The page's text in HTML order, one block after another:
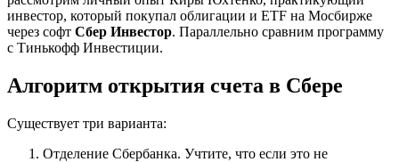
инвестор, который покупал облигации и ETF на Мосбирже
через софт Сбер Инвестор. Параллельно сравним программу
с Тинькофф Инвестиции.
Алгоритм открытия счета в Сбере
Существует три варианта:
Отделение Сбербанка. Учтите, что если это не